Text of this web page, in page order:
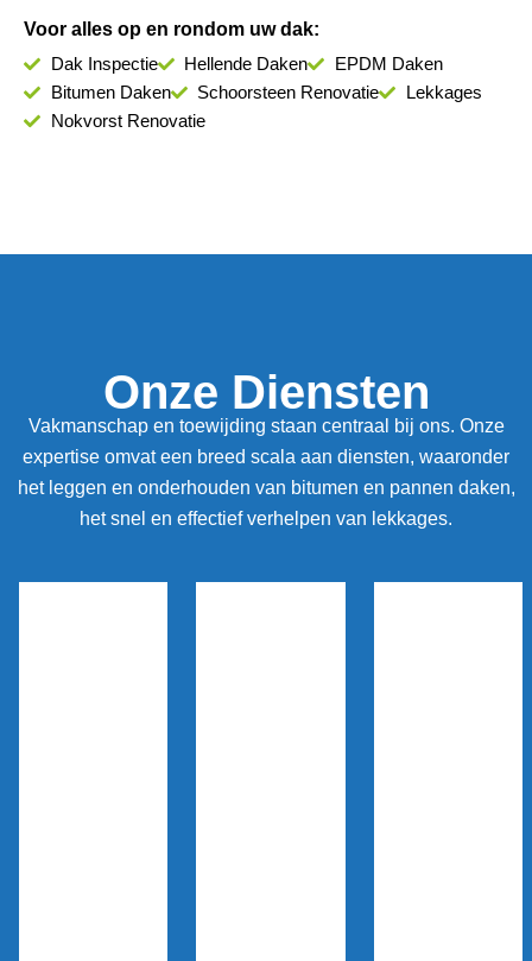
Voor alles op en rondom uw dak:
Dak Inspectie Hellende Daken
EPDM Daken
Bitumen Daken
Schoorsteen Renovatie
Lekkages
Nokvorst Renovatie
Onze Diensten
Vakmanschap en toewijding staan centraal bij ons. Onze
expertise omvat een breed scala aan diensten, waaronder
het leggen en onderhouden van bitumen en pannen daken,
het snel en effectief verhelpen van lekkages.